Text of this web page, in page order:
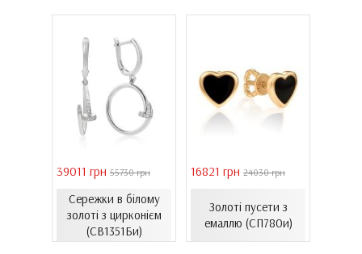
39011 грн 55730 грн
Сережки в білому
золоті з цирконієм
(СВ1351Би)
16821 грн 24030 грн
Золоті пусети з
емаллю (СП780и)